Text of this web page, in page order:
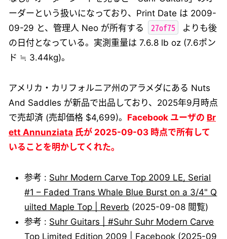
ーダーという扱いになっており、Print Date は 2009-
09-29 と、管理人 Neo が所有する
27of75
よりも後
の日付となっている。実測重量は 7.6.8 lb oz (7.6ポン
ド ≒ 3.44kg)。
アメリカ・カリフォルニア州のアラメダにある Nuts
And Saddles が新品で出品しており、2025年9月時点
で売却済 (売却価格 $4,699)。 Facebook ユーザの Br
ett Annunziata 氏が 2025-09-03 時点で所有して
いることを明かしてくれた。
参考 : Suhr Modern Carve Top 2009 LE, Serial
#1 – Faded Trans Whale Blue Burst on a 3/4" Q
uilted Maple Top | Reverb (2025-09-08 閲覧)
参考 : Suhr Guitars | #Suhr Suhr Modern Carve
Top Limited Edition 2009 | Facebook (2025-09